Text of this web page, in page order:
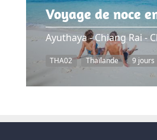
Voyage de noce
Ayuthaya - Chiang Rai -
THA02 Thaïlande 9 jours